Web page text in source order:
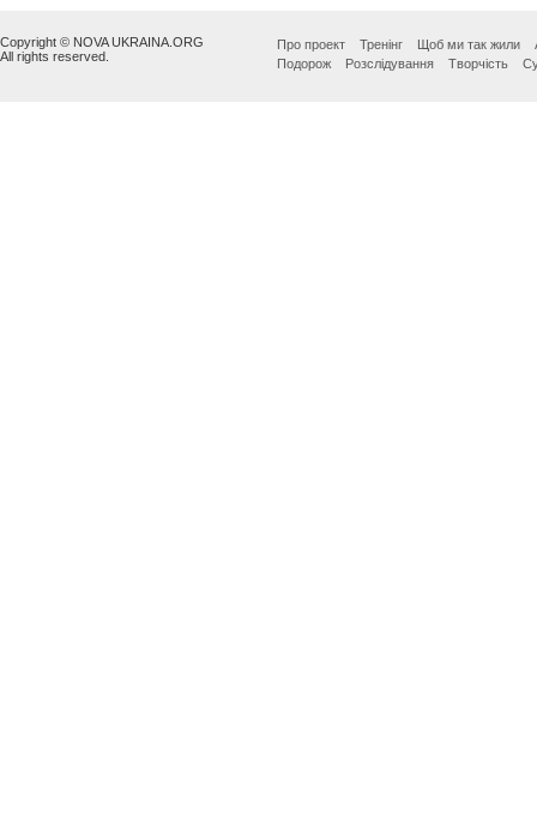
Copyright © NOVA UKRAINA.ORG
All rights reserved.
Про проект Тренінг Щоб ми так жили
Подорож
Розслідування Творчість